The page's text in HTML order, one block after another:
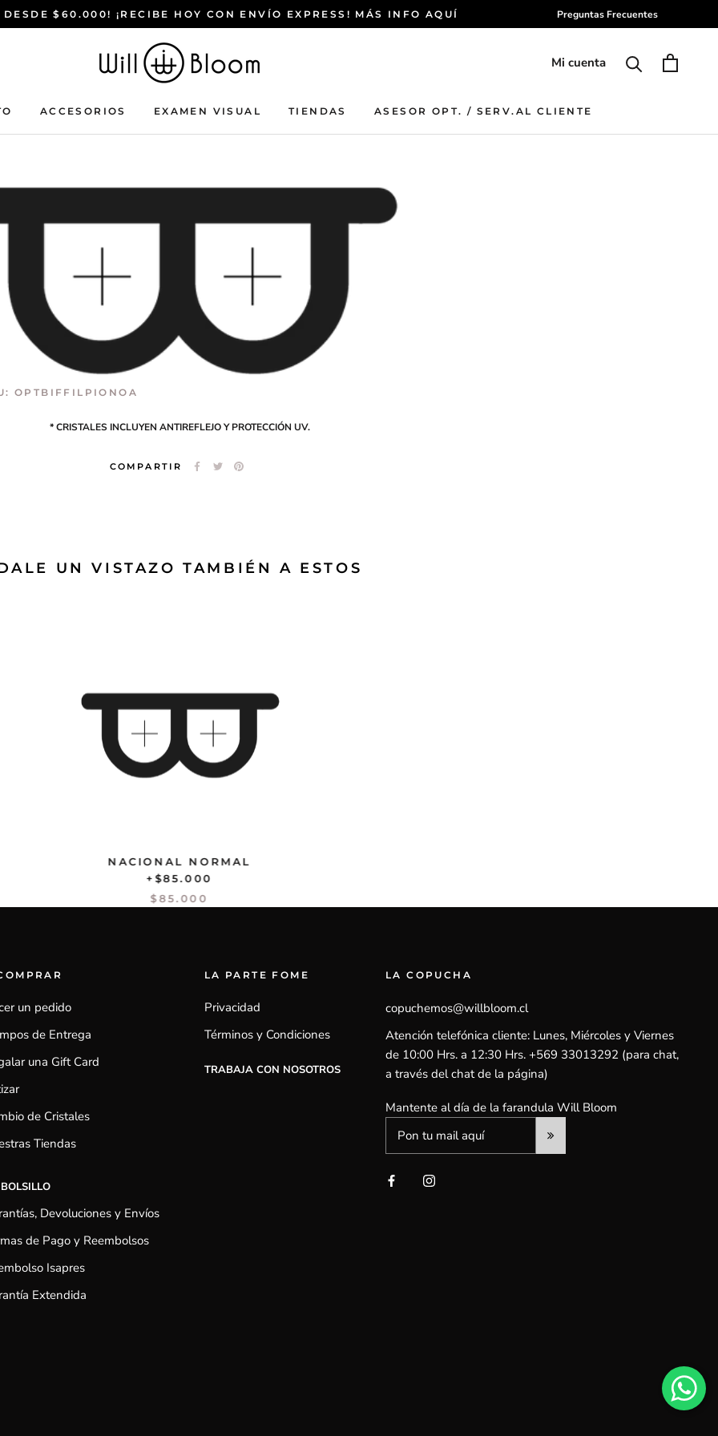
DESDE $60.000! ¡RECIBE HOY CON ENVÍO EXPRESS! MÁS INFO AQUÍ Preguntas Frecuentes
ACCESORIOS
EXAMEN VISUAL
TIENDAS
ASESOR OPT. / SERV.AL CLIENTE
Mi cuenta
OPTBIFFILPIONOA
* CRISTALES INCLUYEN ANTIREFLEJO Y PROTECCIÓN UV.
COMPARTIR
UN VISTAZO TAMBIÉN A ESTOS
NACIONAL NORMAL
+$85.000
$85.000
un pedido
de Entrega
una Gift Card
de Cristales
Tiendas
Devoluciones y Envíos
de Pago y Reembolsos
Isapres
Extendida
LA PARTE FOME
Privacidad
Términos y Condiciones
TRABAJA CON NOSOTROS
LA COPUCHA
copuchemos@willbloom.cl
Atención telefónica cliente: Lunes, Miércoles y Viernes
de 10:00 Hrs. a 12:30 Hrs. +569 33013292 (para chat,
a través del chat de la página)
Mantente al día de la farandula Will Bloom